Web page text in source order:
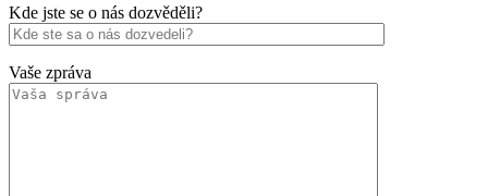
Kde jste se o nás dozvěděli?
Vaše zpráva